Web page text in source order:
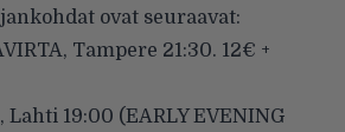
ovat seuraavat:
Tampere 21:30. 12€ +
Lahti 19:00 (EARLY EVENING